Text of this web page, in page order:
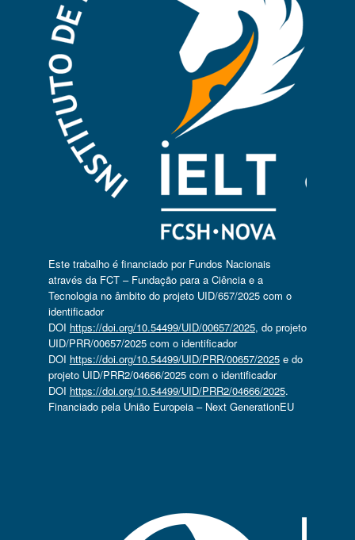
Este trabalho é financiado por Fundos Nacionais
através da FCT – Fundação para a Ciência e a
Tecnologia no âmbito do projeto UID/657/2025 com o
identificador
DOI https://doi.org/10.54499/UID/00657/2025, do projeto
UID/PRR/00657/2025 com o identificador
DOI https://doi.org/10.54499/UID/PRR/00657/2025e do
projeto UID/PRR2/04666/2025 com o identificador
DOI https://doi.org/10.54499/UID/PRR2/04666/2025.
Financiado pela União Europeia – Next GenerationEU